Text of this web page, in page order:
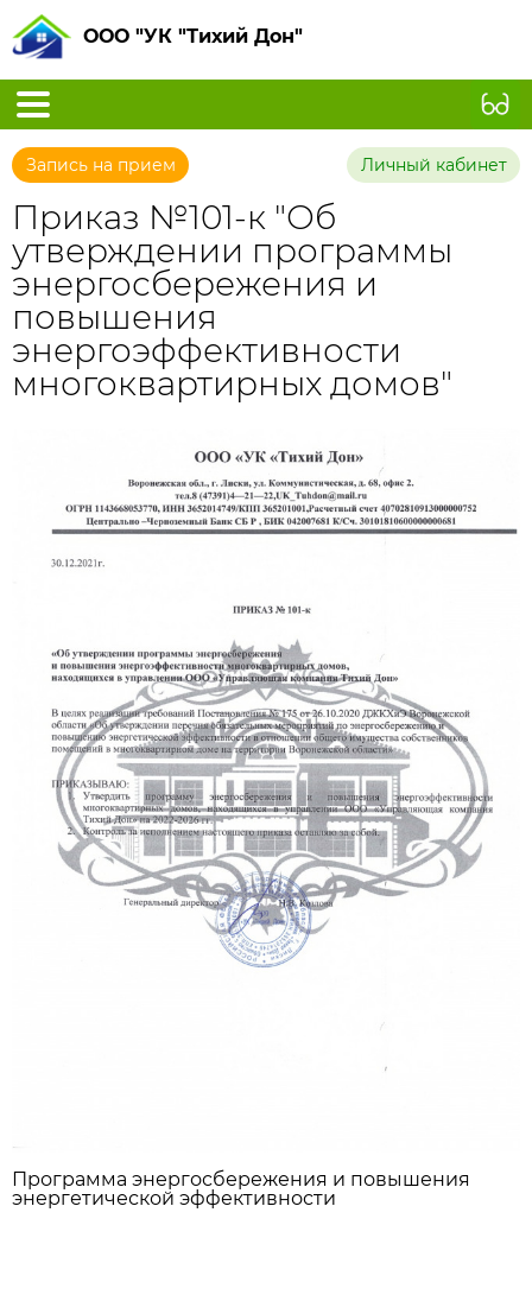
ООО "УК "Тихий Дон"
Запись на прием Личный кабинет
Приказ №101-к "Об
утверждении программы
энергосбережения и
повышения
энергоэффективности
многоквартирных домов"
Программа энергосбережения и повышения
энергетической эффективности